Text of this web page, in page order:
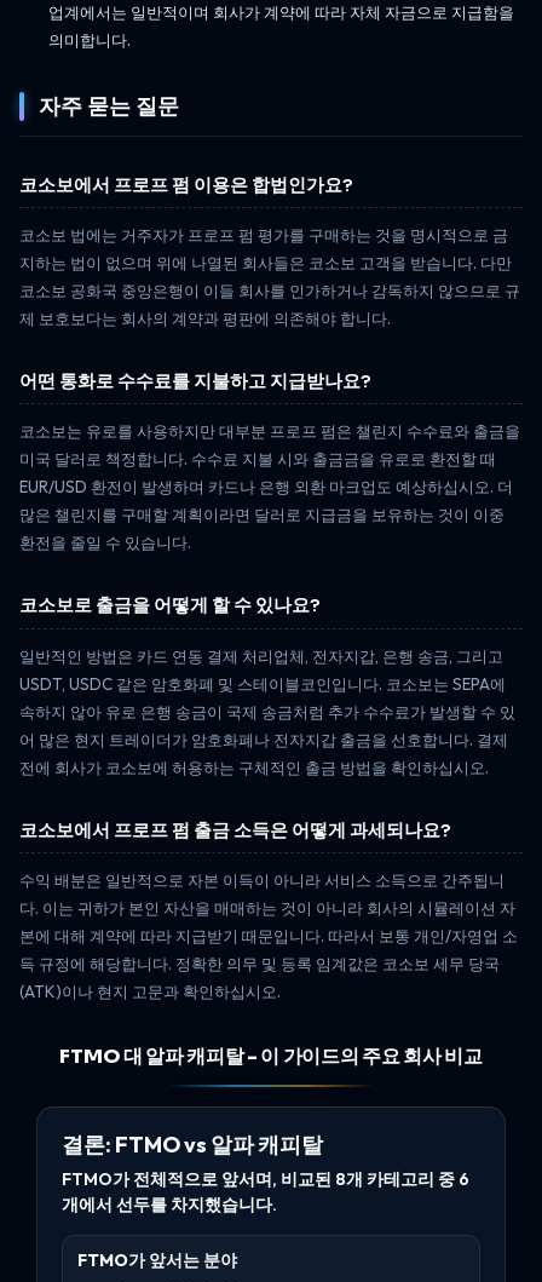
업계에서는 일반적이며 회사가 계약에 따라 자체 자금으로 지급함을
의미합니다.
자주 묻는 질문
코소보에서 프로프 펌 이용은 합법인가요?
코소보 법에는 거주자가 프로프 펌 평가를 구매하는 것을 명시적으로 금
지하는 법이 없으며 위에 나열된 회사들은 코소보 고객을 받습니다. 다만
코소보 공화국 중앙은행이 이들 회사를 인가하거나 감독하지 않으므로 규
제 보호보다는 회사의 계약과 평판에 의존해야 합니다.
어떤 통화로 수수료를 지불하고 지급받나요?
코소보는 유로를 사용하지만 대부분 프로프 펌은 챌린지 수수료와 출금을
미국 달러로 책정합니다. 수수료 지불 시와 출금금을 유로로 환전할 때
EUR/USD 환전이 발생하며 카드나 은행 외환 마크업도 예상하십시오. 더
많은 챌린지를 구매할 계획이라면 달러로 지급금을 보유하는 것이 이중
환전을 줄일 수 있습니다.
코소보로 출금을 어떻게 할 수 있나요?
일반적인 방법은 카드 연동 결제 처리업체, 전자지갑, 은행 송금, 그리고
USDT, USDC 같은 암호화폐 및 스테이블코인입니다. 코소보는 SEPA에
속하지 않아 유로 은행 송금이 국제 송금처럼 추가 수수료가 발생할 수 있
어 많은 현지 트레이더가 암호화폐나 전자지갑 출금을 선호합니다. 결제
전에 회사가 코소보에 허용하는 구체적인 출금 방법을 확인하십시오.
코소보에서 프로프 펌 출금 소득은 어떻게 과세되나요?
수익 배분은 일반적으로 자본 이득이 아니라 서비스 소득으로 간주됩니
다. 이는 귀하가 본인 자산을 매매하는 것이 아니라 회사의 시뮬레이션 자
본에 대해 계약에 따라 지급받기 때문입니다. 따라서 보통 개인/자영업 소
득 규정에 해당합니다. 정확한 의무 및 등록 임계값은 코소보 세무 당국
(ATK)이나 현지 고문과 확인하십시오.
FTMO 대 알파 캐피탈 - 이 가이드의 주요 회사 비교
결론: FTMO vs 알파 캐피탈
FTMO가 전체적으로 앞서며, 비교된 8개 카테고리 중 6
개에서 선두를 차지했습니다.
FTMO가 앞서는 분야